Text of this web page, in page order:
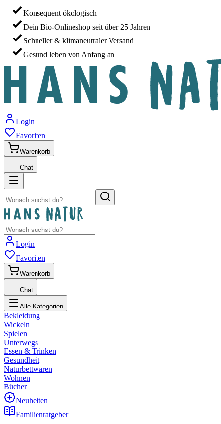
Konsequent ökologisch
Dein Bio-Onlineshop seit über 25 Jahren
Schneller & klimaneutraler Versand
Gesund leben von Anfang an
Login
Favoriten
Warenkorb
Chat
Login
Favoriten
Warenkorb
Chat
Alle Kategorien
Bekleidung
Wickeln
Spielen
Unterwegs
Essen & Trinken
Gesundheit
Naturbettwaren
Wohnen
Bücher
Neuheiten
Familienratgeber